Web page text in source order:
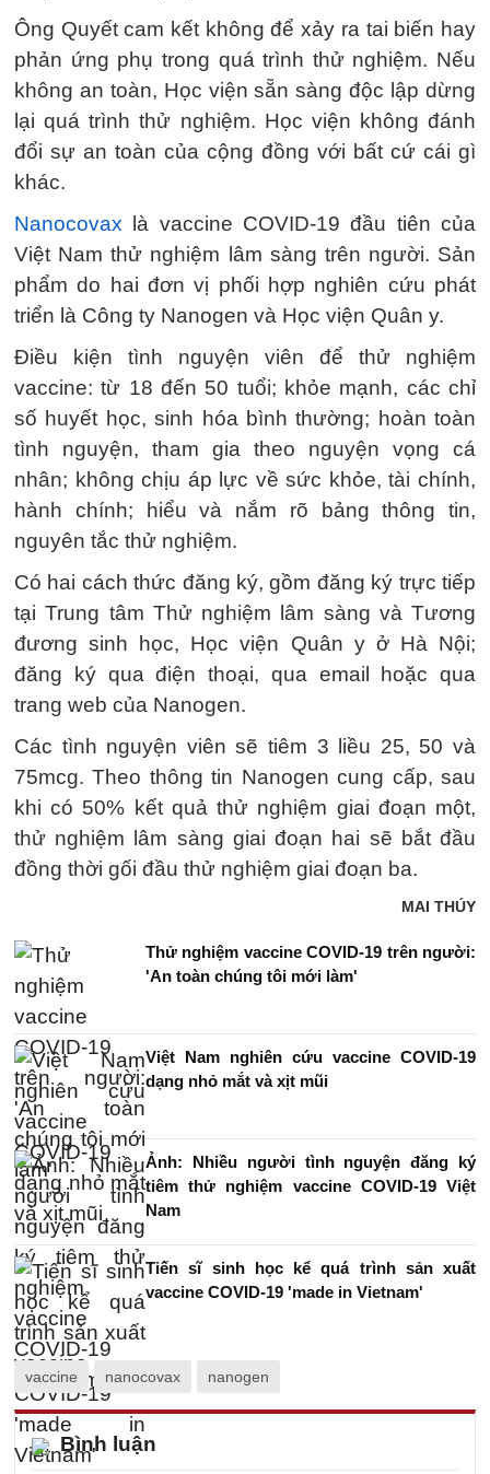
Ông Quyết cam kết không để xảy ra tai biến hay
phản ứng phụ trong quá trình thử nghiệm. Nếu
không an toàn, Học viện sẵn sàng độc lập dừng
lại quá trình thử nghiệm. Học viện không đánh
đổi sự an toàn của cộng đồng với bất cứ cái gì
khác.
Nanocovax là vaccine COVID-19 đầu tiên của
Việt Nam thử nghiệm lâm sàng trên người. Sản
phẩm do hai đơn vị phối hợp nghiên cứu phát
triển là Công ty Nanogen và Học viện Quân y.
Điều kiện tình nguyện viên để thử nghiệm
vaccine: từ 18 đến 50 tuổi; khỏe mạnh, các chỉ
số huyết học, sinh hóa bình thường; hoàn toàn
tình nguyện, tham gia theo nguyện vọng cá
nhân; không chịu áp lực về sức khỏe, tài chính,
hành chính; hiểu và nắm rõ bảng thông tin,
nguyên tắc thử nghiệm.
Có hai cách thức đăng ký, gồm đăng ký trực tiếp
tại Trung tâm Thử nghiệm lâm sàng và Tương
đương sinh học, Học viện Quân y ở Hà Nội;
đăng ký qua điện thoại, qua email hoặc qua
trang web của Nanogen.
Các tình nguyện viên sẽ tiêm 3 liều 25, 50 và
75mcg. Theo thông tin Nanogen cung cấp, sau
khi có 50% kết quả thử nghiệm giai đoạn một,
thử nghiệm lâm sàng giai đoạn hai sẽ bắt đầu
đồng thời gối đầu thử nghiệm giai đoạn ba.
MAI THÚY
Thử nghiệm vaccine COVID-19 trên người:
'An toàn chúng tôi mới làm'
Việt Nam nghiên cứu vaccine COVID-19
dạng nhỏ mắt và xịt mũi
Ảnh: Nhiều người tình nguyện đăng ký
tiêm thử nghiệm vaccine COVID-19 Việt
Nam
Tiến sĩ sinh học kể quá trình sản xuất
vaccine COVID-19 'made in Vietnam'
vaccine nanocovax nanogen
Bình luận